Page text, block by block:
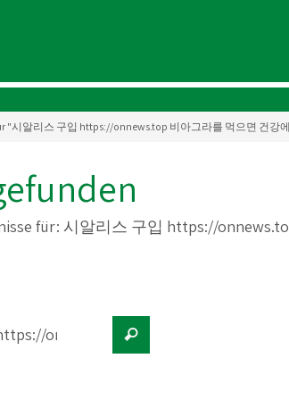
"시알리스 구입 https://onnews.top 비아그라를 먹으면 건강
für: 시알리스 구입 https://